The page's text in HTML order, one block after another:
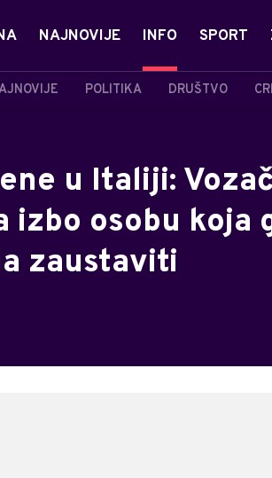
NAJNOVIJE INFO
POLITIKA DRUŠTVO
SPORT
u Italiji:
izbo osobu koja
zaustaviti